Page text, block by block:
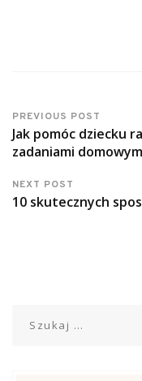
PREVIOUS POST
Jak pomóc dziecku
zadaniami
NEXT POST
10 skutecznych